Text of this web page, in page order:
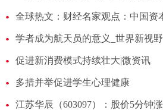
学者成为航天员的意义_世界新视野
促进新消费模式持续壮大|微资讯
多措并举促进学生心理健康